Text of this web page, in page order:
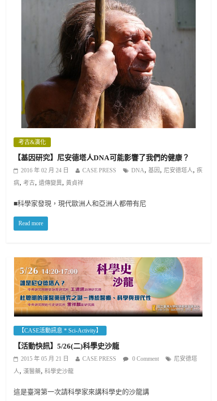
考古&演化
【基因研究】尼安德塔人DNA可能影響了我們的健康？
2016 年 02 月 24 日 CASE PRESS DNA,基因 , 尼安德塔人,疾
病,考古,遺傳變異,黃貞祥
■科學家發現，現代歐洲人和亞洲人都帶有尼
Read more
【CASE活動訊息 * Sci-Activity】
【活動快訊】5/26(二)科學史沙龍
2015 年 05 月 21 日 CASE PRESS 0 Comment
尼安德塔
人,漢醫藥,科學史沙龍
這是臺灣第一次請科學家來講科學史的沙龍講